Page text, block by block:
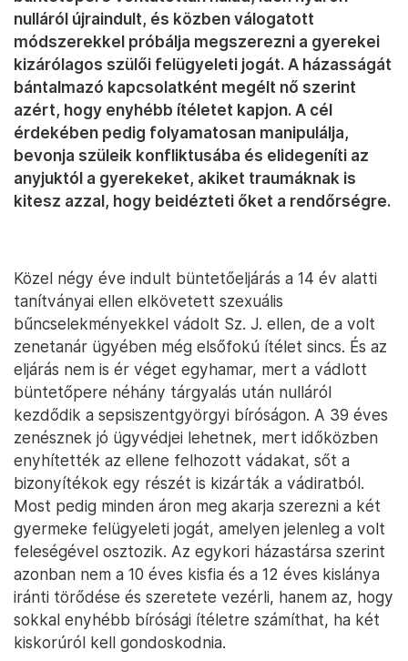
nulláról újraindult, és közben válogatott
módszerekkel próbálja megszerezni a gyerekei
kizárólagos szülői felügyeleti jogát. A házasságát
bántalmazó kapcsolatként megélt nő szerint
azért, hogy enyhébb ítéletet kapjon. A cél
érdekében pedig folyamatosan manipulálja,
bevonja szüleik konfliktusába és elidegeníti az
anyjuktól a gyerekeket, akiket traumáknak is
kitesz azzal, hogy beidézteti őket a rendőrségre.
Közel négy éve indult büntetőeljárás a 14 év alatti
tanítványai ellen elkövetett szexuális
bűncselekményekkel vádolt Sz. J. ellen, de a volt
zenetanár ügyében még elsőfokú ítélet sincs. És az
eljárás nem is ér véget egyhamar, mert a vádlott
büntetőpere néhány tárgyalás után nulláról
kezdődik a sepsiszentgyörgyi bíróságon. A 39 éves
zenésznek jó ügyvédjei lehetnek, mert időközben
enyhítették az ellene felhozott vádakat, sőt a
bizonyítékok egy részét is kizárták a vádiratból.
Most pedig minden áron meg akarja szerezni a két
gyermeke felügyeleti jogát, amelyen jelenleg a volt
feleségével osztozik. Az egykori házastársa szerint
azonban nem a 10 éves kisfia és a 12 éves kislánya
iránti törődése és szeretete vezérli, hanem az, hogy
sokkal enyhébb bírósági ítéletre számíthat, ha két
kiskorúról kell gondoskodnia.